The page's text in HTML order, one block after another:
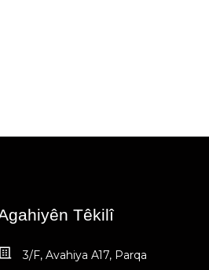
Têkilî
3/F, Avahiya A17, Parqa